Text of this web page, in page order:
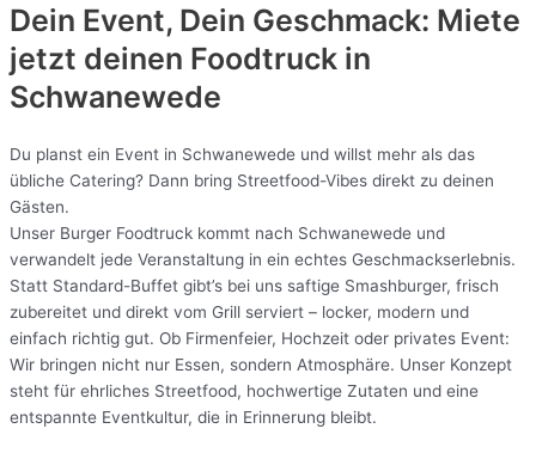
Dein Event, Dein Geschmack: Miete
jetzt deinen Foodtruck in
Schwanewede
Du planst ein Event in Schwanewede und willst mehr als das
übliche Catering? Dann bring Streetfood-Vibes direkt zu deinen
Gästen.
Unser Burger Foodtruck kommt nach Schwanewede und
verwandelt jede Veranstaltung in ein echtes Geschmackserlebnis.
Statt Standard-Buffet gibt’s bei uns saftige Smashburger, frisch
zubereitet und direkt vom Grill serviert – locker, modern und
einfach richtig gut. Ob Firmenfeier, Hochzeit oder privates Event:
Wir bringen nicht nur Essen, sondern Atmosphäre. Unser Konzept
steht für ehrliches Streetfood, hochwertige Zutaten und eine
entspannte Eventkultur, die in Erinnerung bleibt.